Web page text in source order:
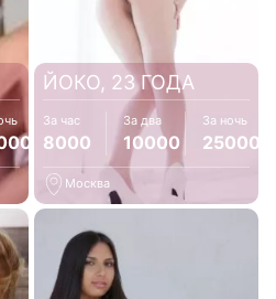
ЙОКО, 23 ГОДА
За час
8000
За два
10000
За ночь
25000
Москва